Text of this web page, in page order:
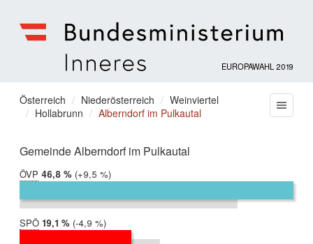
für
Inneres
EUROPAWAHL 2019
Sie
befinden
hier:
Österreich Niederösterreich
Weinviertel
Hollabrunn
Alberndorf im Pulkautal
Gemeinde Alberndorf im Pulkautal
ÖVP 2019:
46,8 %
2014:
37,3 %
Differenz:
+9,5 %
SPÖ 2019:
19,1 %
2014:
24,0 %
Differenz:
-4,9 %